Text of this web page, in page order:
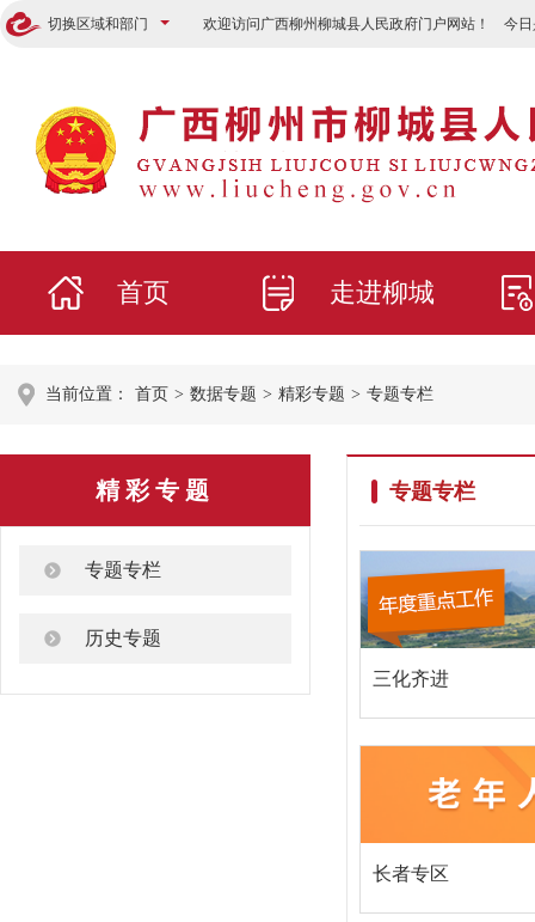
切换区域和部门 欢迎访问广西柳州柳城县人民政府门户网站！ 今日
首页 走进柳城
当前位置： 首页 > 数据专题 > 精彩专题 > 专题专栏
精彩专题
专题专栏
历史专题
专题专栏
三化齐进
长者专区